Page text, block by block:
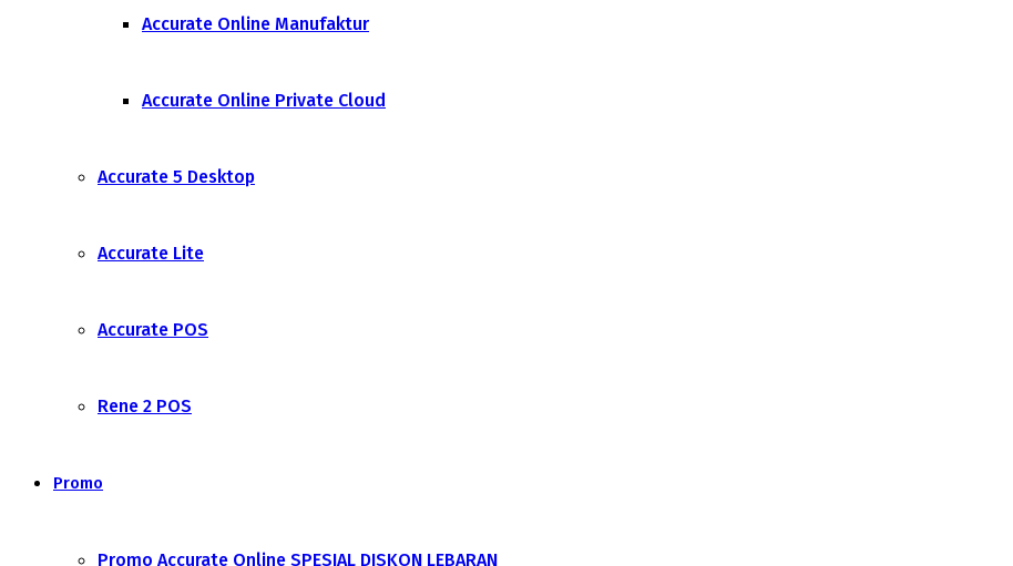
Accurate Online Manufaktur
Accurate Online Private Cloud
Accurate 5 Desktop
Accurate Lite
Accurate POS
Rene 2 POS
Promo
Promo Accurate Online SPESIAL DISKON LEBARAN